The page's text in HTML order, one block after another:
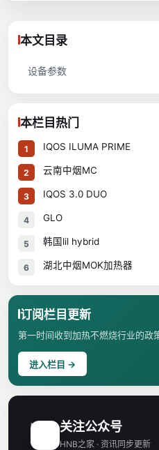
本文目录
设备参数
本栏目热门
1 IQOS ILUMA PRIME
2 云南中烟MC
3 IQOS 3.0 DUO
4 GLO
5 韩国lil hybrid
6 湖北中烟MOK加热器
订阅栏目更新
第一时间收到加热不燃烧行业的政
进入栏目 →
H 关注公众号
HNB之家 · 资讯同步更新